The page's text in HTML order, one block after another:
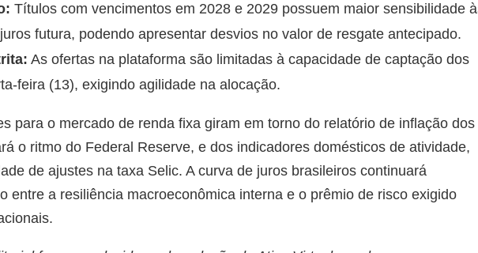
Títulos com vencimentos em 2028 e 2029 possuem maior sensibilidade
futura, podendo apresentar desvios no valor de resgate antecipado.
As ofertas na plataforma são limitadas à capacidade de captação dos
feira (13), exigindo agilidade na alocação.
para o mercado de renda fixa giram em torno do relatório de inflação dos
o ritmo do Federal Reserve, e dos indicadores domésticos de atividade,
de ajustes na taxa Selic. A curva de juros brasileiros continuará
entre a resiliência macroeconômica interna e o prêmio de risco exigido